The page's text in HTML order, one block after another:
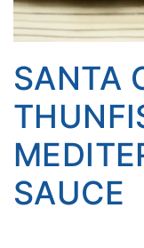
SANTA
SAUCE